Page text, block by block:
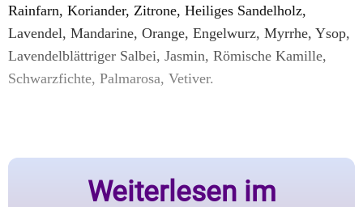
Rainfarn, Koriander, Zitrone, Heiliges Sandelholz,
Lavendel, Mandarine, Orange, Engelwurz, Myrrhe, Ysop,
Lavendelblättriger Salbei, Jasmin, Römische Kamille,
Schwarzfichte, Palmarosa, Vetiver.
Weiterlesen im